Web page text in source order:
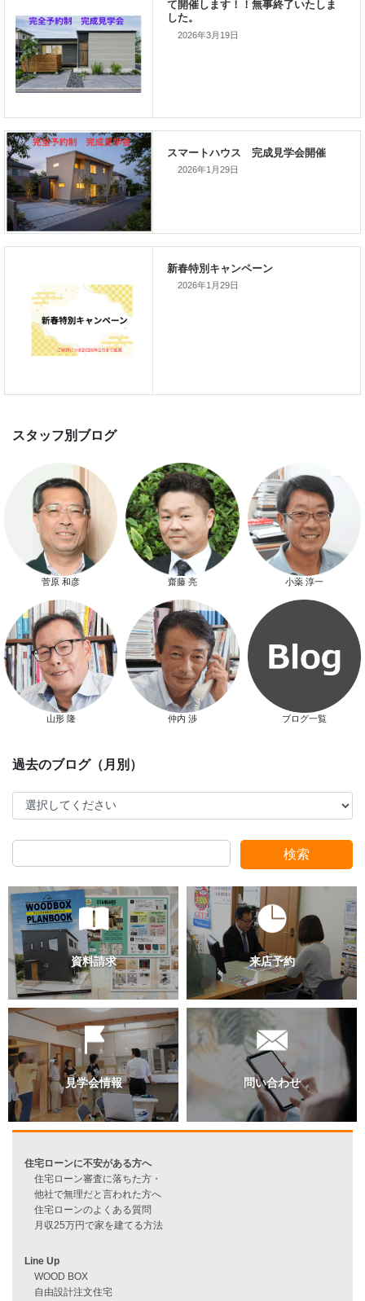
次の記事
家づくりこぼれ話！
新着のイベント情報
家づくり完成見学会を完全予約制
て開催します！！無事終了いたし
した。
2026年3月19日
2026年1月29日
新春特別キャンペーン
2026年1月29日
スタッフ別ブログ
菅原 和彦 齋藤 亮 小薬 淳一
山形 隆 仲内 渉 ブログ一覧
過去のブログ（月別）
検索